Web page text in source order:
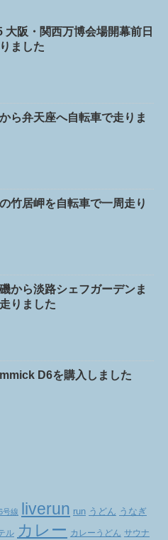
大阪・関西万博会場開幕前日
ました
ら弁天座へ自転車で走りま
竹居岬を自転車で一周走り
から淡路シェフガーデンま
りました
D6を購入しました
号線 liverun run うどん うなぎ
ル カレー カレーうどん サウナ